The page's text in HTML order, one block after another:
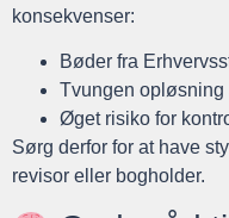
konsekvenser:
Bøder fra
Tvungen opløsning
Øget risiko for
Sørg derfor for at have
revisor eller bogholder.